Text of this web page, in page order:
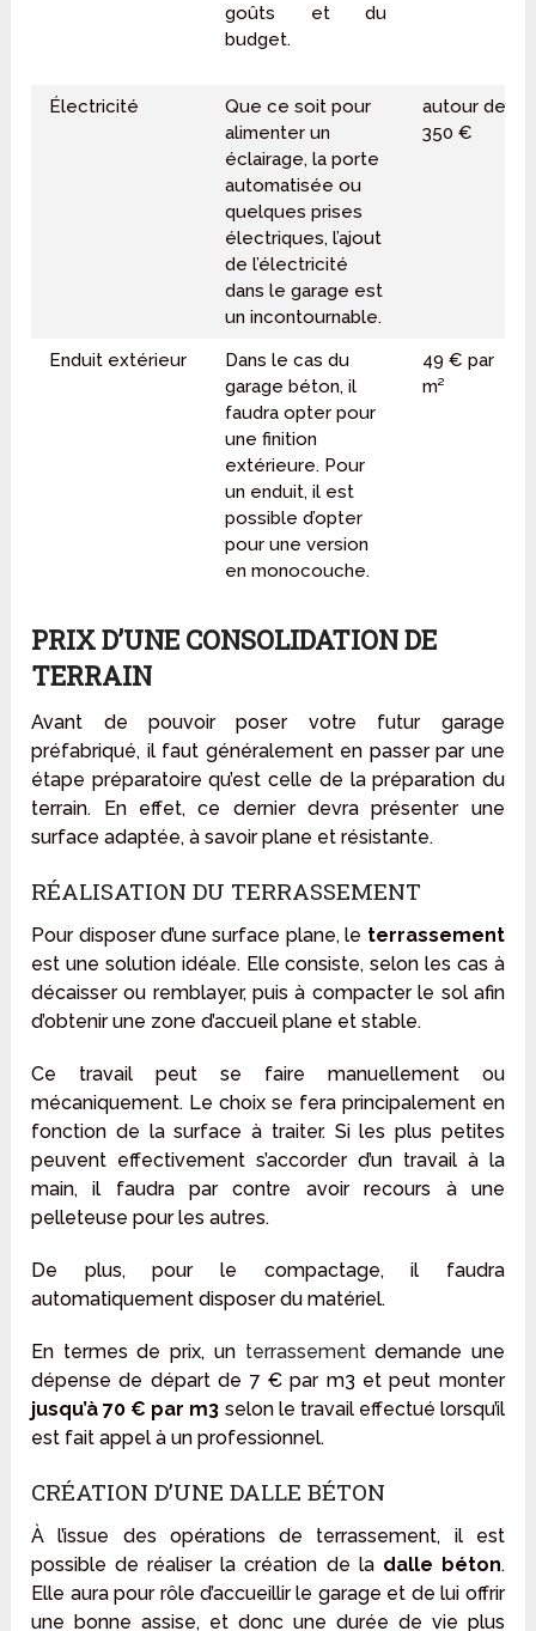
goûts et du
budget.
Électricité
Que ce soit pour
alimenter un
éclairage, la porte
automatisée ou
quelques prises
électriques, l’ajout
de l’électricité
dans le garage est
un incontournable.
autour de
350 €
Enduit extérieur
Dans le cas du
garage béton, il
faudra opter pour
une finition
extérieure. Pour
un enduit, il est
possible d’opter
pour une version
en monocouche.
49 € par
m²
PRIX D’UNE CONSOLIDATION DE
TERRAIN
Avant de pouvoir poser votre futur garage
préfabriqué, il faut généralement en passer par une
étape préparatoire qu’est celle de la préparation du
terrain. En effet, ce dernier devra présenter une
surface adaptée, à savoir plane et résistante.
RÉALISATION DU TERRASSEMENT
Pour disposer d’une surface plane, le terrassement
est une solution idéale. Elle consiste, selon les cas à
décaisser ou remblayer, puis à compacter le sol afin
d’obtenir une zone d’accueil plane et stable.
Ce travail peut se faire manuellement ou
mécaniquement. Le choix se fera principalement en
fonction de la surface à traiter. Si les plus petites
peuvent effectivement s’accorder d’un travail à la
main, il faudra par contre avoir recours à une
pelleteuse pour les autres.
De plus, pour le compactage, il faudra
automatiquement disposer du matériel.
En termes de prix, un terrassementdemande une
dépense de départ de 7 € par m3 et peut monter
jusqu’à 70 € par m3 selon le travail effectué lorsqu’il
est fait appel à un professionnel.
CRÉATION D’UNE DALLE BÉTON
À l’issue des opérations de terrassement, il est
possible de réaliser la création de ladalle béton.
Elle aura pour rôle d’accueillir le garage et de lui offrir
une bonne assise, et donc une durée de vie plus